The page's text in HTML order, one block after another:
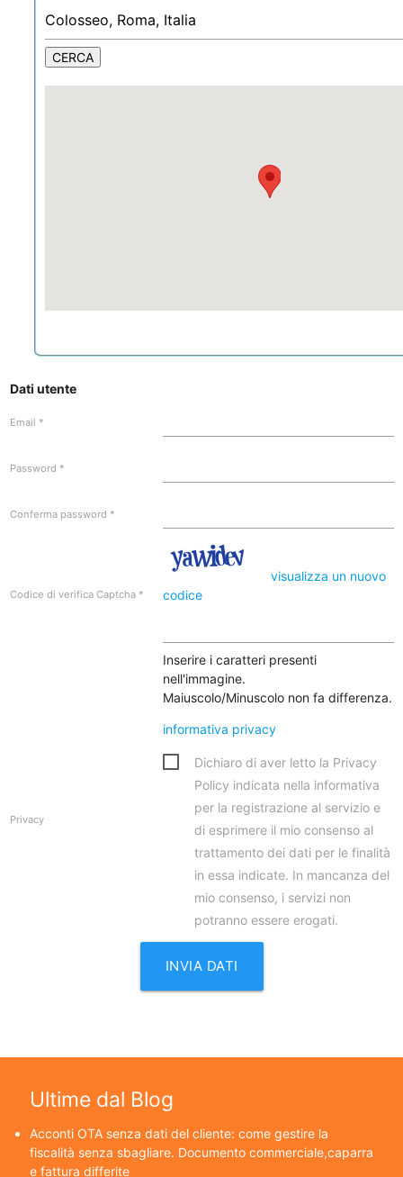
Dati utente
Email *
Password *
Conferma password *
Codice di verifica Captcha *
visualizza un nuovo
codice
Inserire i caratteri presenti
nell'immagine.
Maiuscolo/Minuscolo non fa differenza.
Privacy
informativa privacy
Dichiaro di aver letto la Privacy
Policy indicata nella informativa
per la registrazione al servizio e
di esprimere il mio consenso al
trattamento dei dati per le finalità
in essa indicate. In mancanza del
mio consenso, i servizi non
potranno essere erogati.
Ultime dal Blog
Acconti OTA senza dati del cliente: come gestire la
fiscalità senza sbagliare. Documento commerciale,caparra
e fattura differite